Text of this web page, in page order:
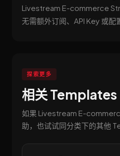
Livestream E-commerce
无需额外订阅、API Key 或配
探索更多
相关 Templates
如果 Livestream E-
助，也试试同分类下的其他